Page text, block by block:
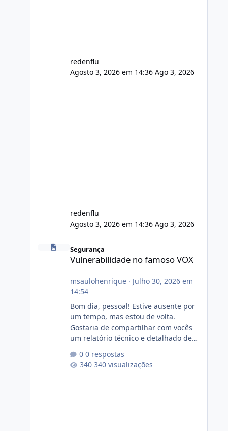
redenflu
Agosto 3, 2026 em 14:36 Ago 3, 2026
redenflu
Agosto 3, 2026 em 14:36 Ago 3, 2026
Vulnerabilidade no famoso VOX
Segurança
Vulnerabilidade no famoso VOX
msaulohenrique· Julho 30, 2026 em
14:54
Bom dia, pessoal! Estive ausente por
um tempo, mas estou de volta.
Gostaria de compartilhar com vocês
um relatório técnico e detalhado de
conformidade referente
ao VOXPANEL (versão atualmente em
0 respostas
340 visualizações